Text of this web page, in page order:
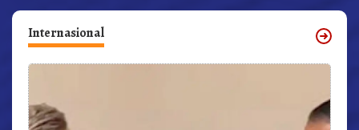
Internasional